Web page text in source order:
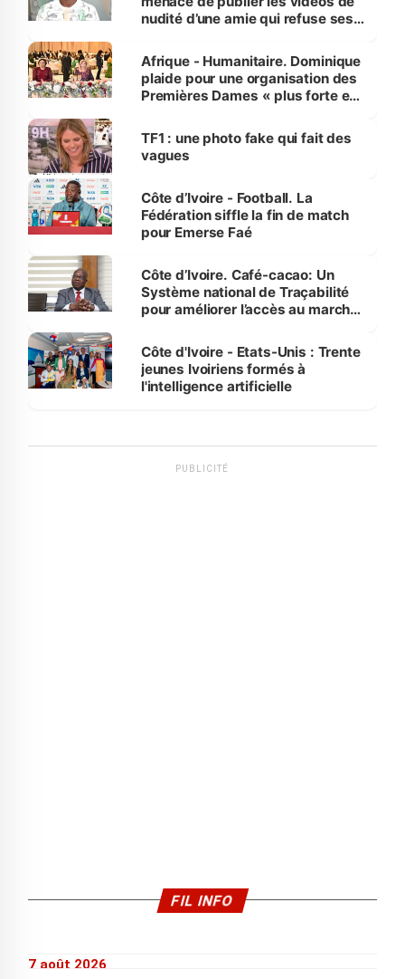
nudité d’une amie qui refuse ses
Afrique - Humanitaire. Dominique
plaide pour une organisation des
Premières Dames « plus forte et
sur la scène internationale »
TF1 : une photo fake qui fait des
vagues
Côte d’Ivoire - Football. La
Fédération siffle la fin de match
pour Emerse Faé
Côte d’Ivoire. Café-cacao: Un
Système national de Traçabilité
pour améliorer l’accès au marché
Côte d'Ivoire - Etats-Unis : Trente
jeunes Ivoiriens formés à
l'intelligence artificielle
PUBLICITÉ
FIL INFO
7 août 2026